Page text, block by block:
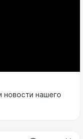
новости нашего